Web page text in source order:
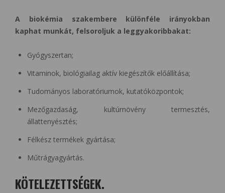
A biokémia szakembere különféle irányokban
kaphat munkát, felsoroljuk a leggyakoribbakat:
Gyógyszertan;
Vitaminok, biológiailag aktív kiegészítők előállítása;
Tudományos laboratóriumok, kutatóközpontok;
Mezőgazdaság, kultúrnövény termesztés,
állattenyésztés;
Félkész termékek gyártása;
Műtrágyagyártás.
KÖTELEZETTSÉGEK.